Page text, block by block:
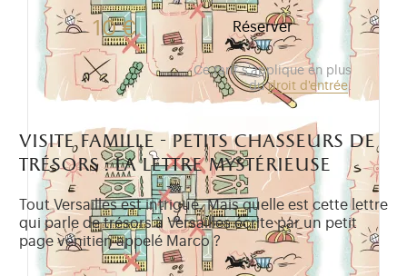
Gratuit pour les enfants de moins de 10 ans.Tarif
10 € Réserver
Ce tarif s'applique en plus
dudroit d'entrée.
visite famille - petits chasseurs de
trésors : la lettre mystérieuse
Tout Versailles est intrigué. Mais quelle est cette lettre
qui parle de trésors à Versailles écrite par un petit
page vénitien appelé Marco ?